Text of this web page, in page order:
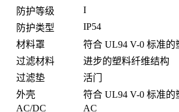
防护等级
I
防护类型
IP54
材料罩
符合 UL94 V-0 标准的
过滤材料
进步的塑料纤维结构
过滤垫
活门
外壳
符合 UL94 V-0 标准的
AC/DC
AC